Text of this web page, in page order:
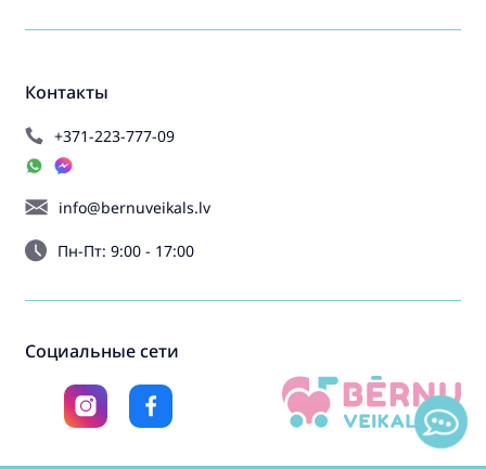
Контакты
+371-223-777-09
info@bernuveikals.lv
Пн-Пт: 9:00 - 17:00
Социальные сети